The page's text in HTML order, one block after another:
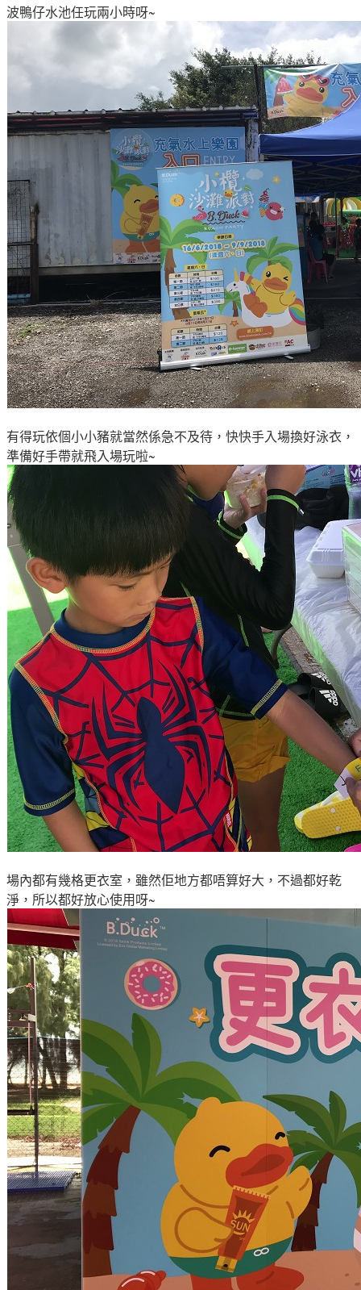
波鴨仔水池任玩兩小時呀~
有得玩依個小小豬就當然係急不及待 ，快快手入場換好泳衣 ，
準備好手帶就飛入場玩啦~
場內都有幾格更衣室 ，雖然佢地方都唔算好大 ，不過都好乾
淨，所以都好放心使用呀~